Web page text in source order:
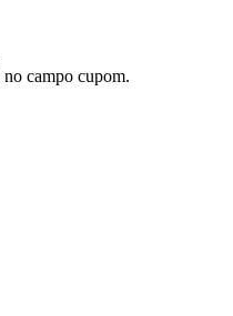
no campo cupom.